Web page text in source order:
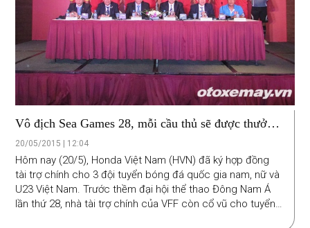
Vô địch Sea Games 28, mỗi cầu thủ sẽ được thưởng
xe máy Honda
20/05/2015 | 12:04
Hôm nay (20/5), Honda Việt Nam (HVN) đã ký hợp đồng
tài trợ chính cho 3 đội tuyển bóng đá quốc gia nam, nữ và
U23 Việt Nam. Trước thềm đại hội thể thao Đông Nam Á
lần thứ 28, nhà tài trợ chính của VFF còn cổ vũ cho tuyển